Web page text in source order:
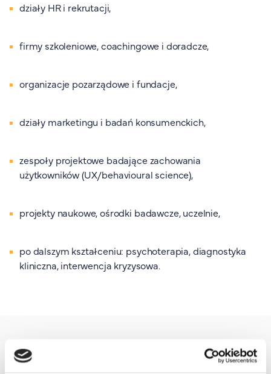
działy HR i rekrutacji,
firmy szkoleniowe, coachingowe i doradcze,
organizacje pozarządowe i fundacje,
działy marketingu i badań konsumenckich,
zespoły projektowe badające zachowania
użytkowników (UX/behavioural science),
projekty naukowe, ośrodki badawcze, uczelnie,
po dalszym kształceniu: psychoterapia, diagnostyka
kliniczna, interwencja kryzysowa.
Perspektywy zatrudnienia